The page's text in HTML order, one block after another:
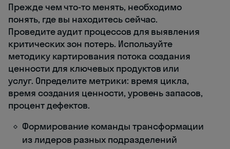
Прежде чем что-то менять, необходимо
понять, где вы находитесь сейчас.
Проведите аудит процессов для выявления
критических зон потерь. Используйте
методику картирования потока создания
ценности для ключевых продуктов или
услуг. Определите метрики: время цикла,
время создания ценности, уровень запасов,
процент дефектов.
Формирование команды трансформации
из лидеров разных подразделений